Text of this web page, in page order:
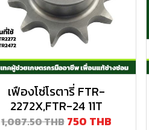
เฟืองโซ่โรตารี่ FTR-
2272X,FTR-24 11T
1,087.50 THB 750 THB